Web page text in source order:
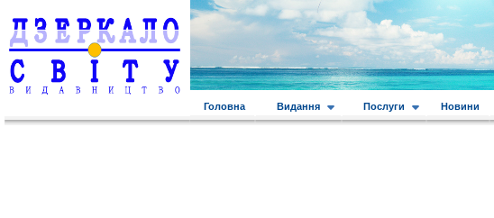
Головна Видання Послуги Новини